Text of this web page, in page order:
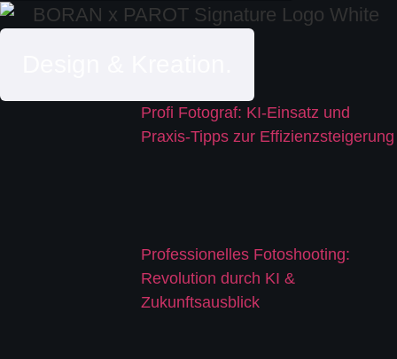
Profi Fotograf: KI-Einsatz und
Praxis-Tipps zur Effizienzsteigerung
Professionelles Fotoshooting:
Revolution durch KI &
Zukunftsausblick